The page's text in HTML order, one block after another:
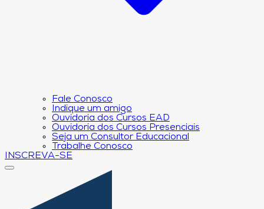
Fale Conosco
Indique um amigo
Ouvidoria dos Cursos EAD
Ouvidoria dos Cursos Presenciais
Seja um Consultor Educacional
Trabalhe Conosco
INSCREVA-SE